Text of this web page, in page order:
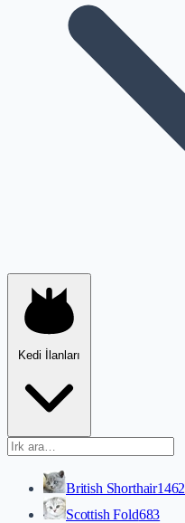
Kedi İlanları
British Shorthair1462
Scottish Fold683